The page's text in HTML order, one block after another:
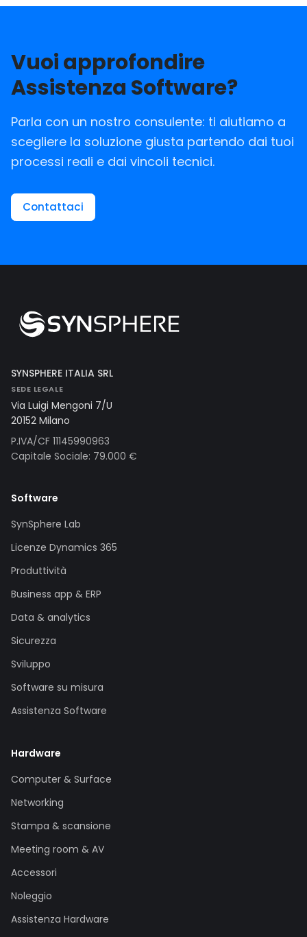
Vuoi approfondire
Assistenza Software?
Parla con un nostro consulente: ti aiutiamo a
scegliere la soluzione giusta partendo dai tuoi
processi reali e dai vincoli tecnici.
Contattaci
SYNSPHERE ITALIA SRL
SEDE LEGALE
Via Luigi Mengoni 7/U
20152 Milano
P.IVA/CF 11145990963
Capitale Sociale: 79.000 €
Software
SynSphere Lab
Licenze Dynamics 365
Produttività
Business app & ERP
Data & analytics
Sicurezza
Sviluppo
Software su misura
Assistenza Software
Hardware
Computer & Surface
Networking
Stampa & scansione
Meeting room & AV
Accessori
Noleggio
Assistenza Hardware